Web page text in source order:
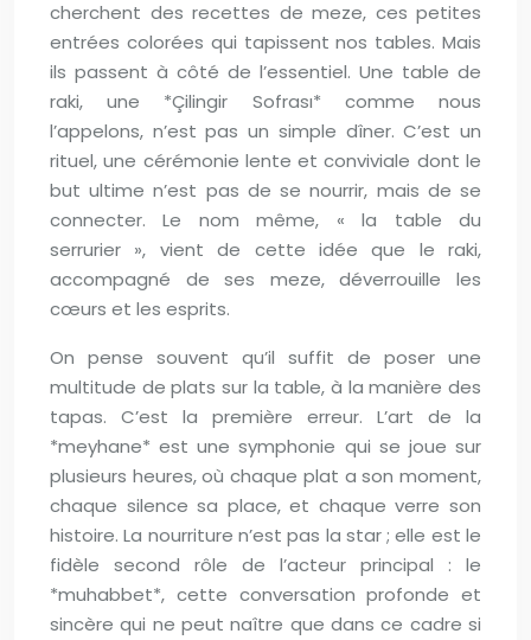
cherchent des recettes de meze, ces petites
entrées colorées qui tapissent nos tables. Mais
ils passent à côté de l’essentiel. Une table de
raki, une *Çilingir Sofrası* comme nous
l’appelons, n’est pas un simple dîner. C’est un
rituel, une cérémonie lente et conviviale dont le
but ultime n’est pas de se nourrir, mais de se
connecter. Le nom même, « la table du
serrurier », vient de cette idée que le raki,
accompagné de ses meze, déverrouille les
cœurs et les esprits.
On pense souvent qu’il suffit de poser une
multitude de plats sur la table, à la manière des
tapas. C’est la première erreur. L’art de la
*meyhane* est une symphonie qui se joue sur
plusieurs heures, où chaque plat a son moment,
chaque silence sa place, et chaque verre son
histoire. La nourriture n’est pas la star ; elle est le
fidèle second rôle de l’acteur principal : le
*muhabbet*, cette conversation profonde et
sincère qui ne peut naître que dans ce cadre si